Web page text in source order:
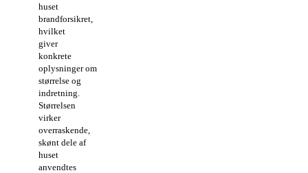
huset
brandforsikret,
hvilket
giver
konkrete
oplysninger om
størrelse og
indretning.
Størrelsen
virker
overraskende,
skønt dele af
huset
anvendtes